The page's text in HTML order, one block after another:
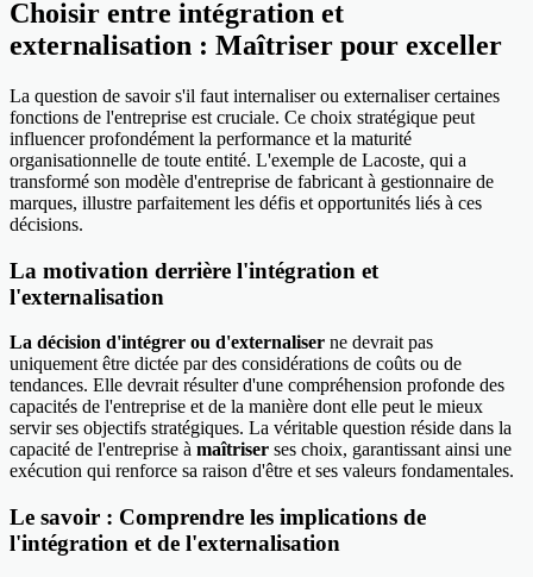
Choisir entre intégration et
externalisation : Maîtriser pour exceller
La question de savoir s'il faut internaliser ou externaliser certaines
fonctions de l'entreprise est cruciale. Ce choix stratégique peut
influencer profondément la performance et la maturité
organisationnelle de toute entité. L'exemple de Lacoste, qui a
transformé son modèle d'entreprise de fabricant à gestionnaire de
marques, illustre parfaitement les défis et opportunités liés à ces
décisions.
La motivation derrière l'intégration et
l'externalisation
La décision d'intégrer ou d'externaliser ne devrait pas
uniquement être dictée par des considérations de coûts ou de
tendances. Elle devrait résulter d'une compréhension profonde des
capacités de l'entreprise et de la manière dont elle peut le mieux
servir ses objectifs stratégiques. La véritable question réside dans la
capacité de l'entreprise à maîtriser ses choix, garantissant ainsi une
exécution qui renforce sa raison d'être et ses valeurs fondamentales.
Le savoir : Comprendre les implications de
l'intégration et de l'externalisation